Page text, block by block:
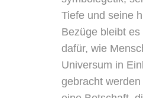
Tiefe und seine
Bezüge bleibt es
dafür, wie
Universum in
gebracht